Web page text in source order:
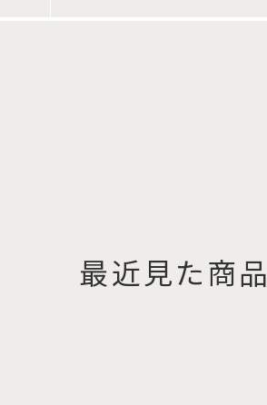
最近見た商品